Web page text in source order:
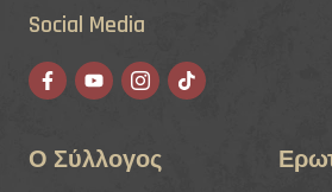
Social Media
Ο Σύλλογος